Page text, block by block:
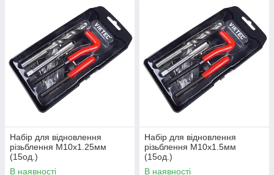
Набір для відновлення
різьблення М10x1.25мм
(15од.)
В наявності
Набір для відновлення
різьблення М10x1.5мм
(15од.)
В наявності